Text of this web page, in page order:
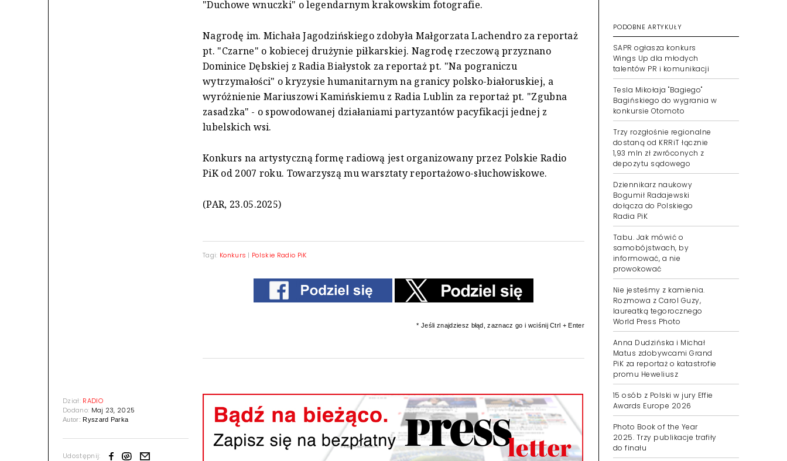
Dział: RADIO
Dodano: Maj 23, 2025
Autor:Ryszard Parka
Udostępnij:
"Duchowe wnuczki" o legendarnym krakowskim fotografie.
Nagrodę im. Michała Jagodzińskiego zdobyła Małgorzata Lachendro za reportaż
pt. "Czarne" o kobiecej drużynie piłkarskiej. Nagrodę rzeczową przyznano
Dominice Dębskiej z Radia Białystok za reportaż pt. "Na pograniczu
wytrzymałości" o kryzysie humanitarnym na granicy polsko-białoruskiej, a
wyróżnienie Mariuszowi Kamińskiemu z Radia Lublin za reportaż pt. "Zgubna
zasadzka" - o spowodowanej działaniami partyzantów pacyfikacji jednej z
lubelskich wsi.
Konkurs na artystyczną formę radiową jest organizowany przez Polskie Radio
PiK od 2007 roku. Towarzyszą mu warsztaty reportażowo-słuchowiskowe.
(PAR, 23.05.2025)
Tagi: Konkurs | Polskie Radio PiK
* Jeśli znajdziesz błąd, zaznacz go i wciśnij Ctrl + Enter
PODOBNE ARTYKUŁY
SAPR ogłasza konkurs
Wings Up dla młodych
talentów PR i komunikacji
Tesla Mikołaja "Bagiego"
Bagińskiego do wygrania w
konkursie Otomoto
Trzy rozgłośnie regionalne
dostaną od KRRiT łącznie
1,93 mln zł zwróconych z
depozytu sądowego
Dziennikarz naukowy
Bogumił Radajewski
dołącza do Polskiego
Radia PiK
Tabu. Jak mówić o
samobójstwach, by
informować, a nie
prowokować
Nie jesteśmy z kamienia.
Rozmowa z Carol Guzy,
laureatką tegorocznego
World Press Photo
Anna Dudzińska i Michał
Matus zdobywcami Grand
PiK za reportaż o katastrofie
promu Heweliusz
15 osób z Polski w jury Effie
Awards Europe 2026
Photo Book of the Year
2025. Trzy publikacje trafiły
do finału